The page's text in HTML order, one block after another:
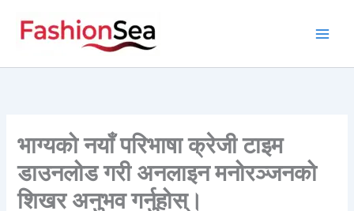
भाग्यको नयाँ परिभाषा क्रेजी टाइम
डाउनलोड गरी अनलाइन मनोरञ्जनको
शिखर अनुभव गर्नुहोस्।